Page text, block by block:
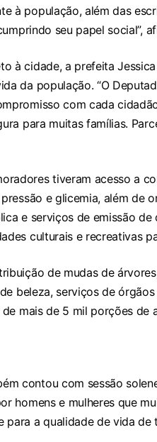
à população, além das
seu papel social”,
à cidade, a prefeita
da população. “O
com cada
para muitas famílias.
tiveram acesso a
e glicemia, além de
e serviços de emissão
culturais e recreativas
de mudas de
beleza, serviços de órgãos
mais de 5 mil porções de
contou com sessão
homens e mulheres que
para a qualidade de vida de